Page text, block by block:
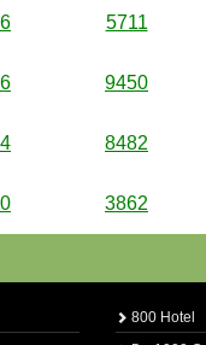
5711
9450
8482
3862
800 Hotel